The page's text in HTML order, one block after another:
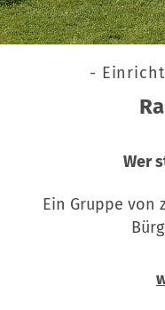
-
Wer
Ein Gruppe von